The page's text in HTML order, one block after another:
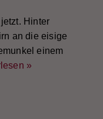
Hinter
an die eisige
einem
»